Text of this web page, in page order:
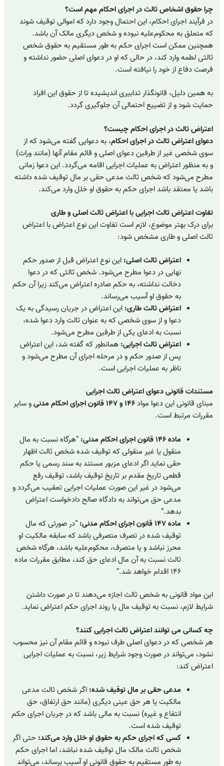
چرا حقوق اشخاص ثالث در اجرای احکام مهم است؟
در فرآیند اجرای احکام، این احتمال وجود دارد که اموالی توقیف شوند
که متعلق به محکوم‌علیه نبوده و شخص دیگری مالک آن باشد.
همچنین ممکن است اجرای حکم به طور مستقیم به حقوق شخص
ثالثی لطمه وارد کند، در حالی که او در دعوای اصلی حضور نداشته و
فرصت دفاع از خود را نیافته است.
به همین دلیل، قانونگذار تدابیری اندیشیده تا از حقوق این افراد
حمایت شود و از تضییع احتمالی آن جلوگیری گردد.
اعتراض ثالث در اجرای احکام چیست؟
دعوای اعتراض ثالث در اجرای احکام، به دعوایی گفته می‌شود که از
سوی شخصی غیر از طرفین دعوای اصلی و قائم مقام آنها (مانند وراث)
و به منظور اعتراض به عملیات اجرایی اقامه می‌گردد. این دعوا زمانی
مطرح می‌شود که شخص ثالث مدعی حقی بر مال توقیف شده داشته
باشد یا معتقد باشد اجرای حکم به حقوق او خلل وارد می‌کند.
تفاوت اعتراض ثالث اجرایی با اعتراض ثالث اصلی و طاری
برای درک بهتر موضوع، لازم است تفاوت این نوع اعتراض با اعتراض
ثالث اصلی و طاری مشخص شود:
اعتراض ثالث اصلی: این نوع اعتراض قبل از صدور حکم
نهایی در دعوا مطرح می‌شود. شخص ثالثی که در دعوا
دخالت نداشته، به حکم صادره اعتراض می‌کند زیرا آن حکم
به حقوق او آسیب می‌رساند.
اعتراض ثالث طاری: این اعتراض در جریان رسیدگی به یک
دعوا و از سوی شخصی که به عنوان ثالث وارد دعوا شده،
نسبت به ادعای یکی از طرفین مطرح می‌شود.
اعتراض ثالث اجرایی: همانطور که گفته شد، این اعتراض
پس از صدور حکم و در مرحله اجرای آن مطرح می‌شود و
ناظر به عملیات اجرایی است.
مستندات قانونی دعوای اعتراض ثالث اجرایی
مبنای قانونی این دعوا مواد۱۴۶ و ۱۴۷ قانون اجرای احکام مدنی
و سایر
مقررات مرتبط است.
ماده ۱۴۶ قانون اجرای احکام مدنی:
“هرگاه نسبت به مال
منقول یا غیر منقولی که توقیف شده شخص ثالث اظهار
حقی نماید اگر ادعای مزبور مستند به سند رسمی یا حکم
قطعی تاریخ مقدم بر تاریخ توقیف باشد، توقیف رفع
می‌شود در غیر این صورت عملیات اجرایی تعقیب می‌گردد و
مدعی حق می‌تواند به دادگاه صالح دادخواست اعتراض
بدهد.”
ماده ۱۴۷ قانون اجرای احکام مدنی:
“در صورتی که مال
توقیف شده در تصرف متصرفی باشد که سابقه مالکیت او
محرز نباشد و یا متصرف، محکوم‌علیه باشد، هرگاه شخص
ثالث نسبت به آن مال ادعای حق کند، مطابق مقررات ماده
۱۴۶ اقدام خواهد شد.”
این مواد قانونی به شخص ثالث اجازه می‌دهند تا در صورت داشتن
شرایط لازم، نسبت به توقیف مال یا روند اجرای حکم اعتراض نماید.
چه کسانی می توانند اعتراض ثالث اجرایی کنند؟
هر شخصی که در دعوای اصلی طرف نبوده و قائم مقام آن نیز محسوب
نشود، می‌تواند در صورت وجود شرایط زیر، نسبت به عملیات اجرایی
اعتراض کند:
مدعی حقی بر مال توقیف شده: اگر شخص ثالث مدعی
مالکیت یا هر حق عینی دیگری (مانند حق ارتفاق، حق
انتفاع و غیره) نسبت به مالی باشد که در جریان اجرای حکم
توقیف شده است.
کسی که اجرای حکم به حقوق او خلل وارد می‌کند: حتی اگر
شخص ثالث مالک مال توقیف شده نباشد، اما اجرای حکم
به طور مستقیم به حقوق قانونی او آسیب برساند، می‌تواند